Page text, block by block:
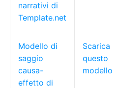
narrativi di
Template.net
Modello di
saggio
causa-
effetto di
Scarica
questo
modello